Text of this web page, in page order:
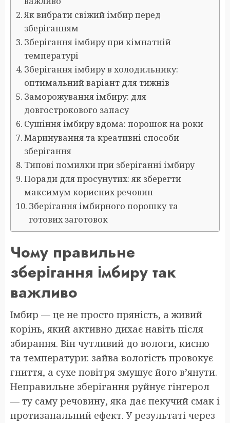
Як вибрати свіжий імбир перед
зберіганням
Зберігання імбиру при кімнатній
температурі
Зберігання імбиру в холодильнику:
оптимальний варіант для тижнів
Заморожування імбиру: для
довгострокового запасу
Сушіння імбиру вдома: порошок на роки
Маринування та креативні способи
зберігання
Типові помилки при зберіганні імбиру
Поради для просунутих: як зберегти
максимум корисних речовин
Зберігання імбирного порошку та
готових заготовок
Чому правильне
зберігання імбиру так
важливо
Імбир — це не просто пряність, а живий
корінь, який активно дихає навіть після
збирання. Він чутливий до вологи, кисню
та температури: зайва вологість провокує
гниття, а сухе повітря змушує його в’янути.
Неправильне зберігання руйнує гінгерол
— ту саму речовину, яка дає пекучий смак і
протизапальний ефект. У результаті через